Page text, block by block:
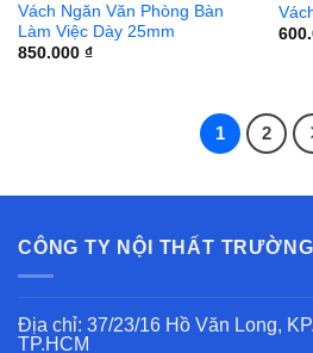
Vách Ngăn Văn Phòng Bàn
Làm Việc Dày 25mm
850.000 ₫
1 2
CÔNG TY NỘI THẤT
Địa chỉ: 37/23/16 Hồ Văn Long,
TP.HCM